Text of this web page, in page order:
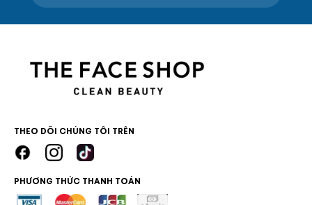
THEO DÕI CHÚNG TÔI TRÊN
PHƯƠNG THỨC THANH TOÁN